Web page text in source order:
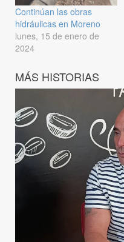
Continúan las obras
hidráulicas en Moreno
lunes, 15 de enero de
2024
MÁS HISTORIAS